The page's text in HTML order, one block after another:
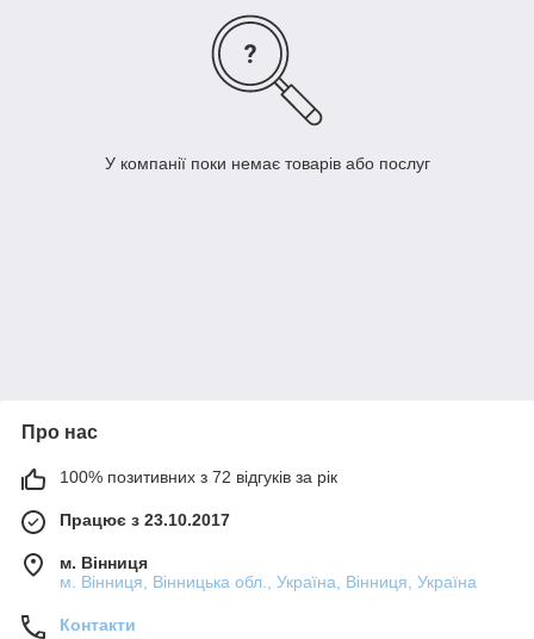
У компанії поки немає товарів або послуг
Про нас
100% позитивних з 72 відгуків за рік
Працює з 23.10.2017
м. Вінниця
м. Вінниця, Вінницька обл., Україна, Вінниця, Україна
Контакти